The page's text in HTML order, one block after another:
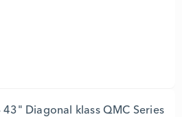
Pro WM65B - 7410492 - Lägg i